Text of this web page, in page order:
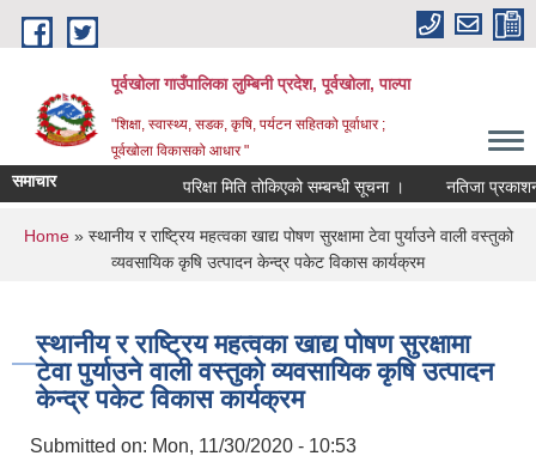
Skip to main content
पूर्वखोला गाउँपालिका लुम्बिनी प्रदेश, पूर्वखोला, पाल्पा
"शिक्षा, स्वास्थ्य, सडक, कृषि, पर्यटन सहितको पूर्वाधार ;
पूर्वखोला विकासको आधार "
समाचार परिक्षा मिति तोकिएको सम्बन्धी सूचना । नतिजा प्रकाशन
You are here
Home» स्थानीय र राष्ट्रिय महत्वका खाद्य पोषण सुरक्षामा टेवा पुर्याउने वाली वस्तुको
व्यवसायिक कृषि उत्पादन केन्द्र पकेट विकास कार्यक्रम
स्थानीय र राष्ट्रिय महत्वका खाद्य पोषण सुरक्षामा
टेवा पुर्याउने वाली वस्तुको व्यवसायिक कृषि उत्पादन
केन्द्र पकेट विकास कार्यक्रम
Submitted on: Mon, 11/30/2020 - 10:53